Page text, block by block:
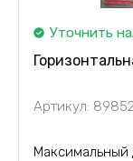
Уточнить
Артикул: 89852
Максимальный